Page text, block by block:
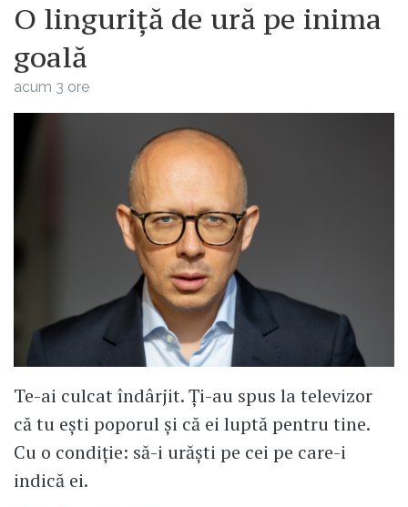
O linguriță de ură pe inima
goală
acum 3 ore
Te-ai culcat îndârjit. Ți-au spus la televizor
că tu ești poporul și că ei luptă pentru tine.
Cu o condiție: să-i urăști pe cei pe care-i
indică ei.